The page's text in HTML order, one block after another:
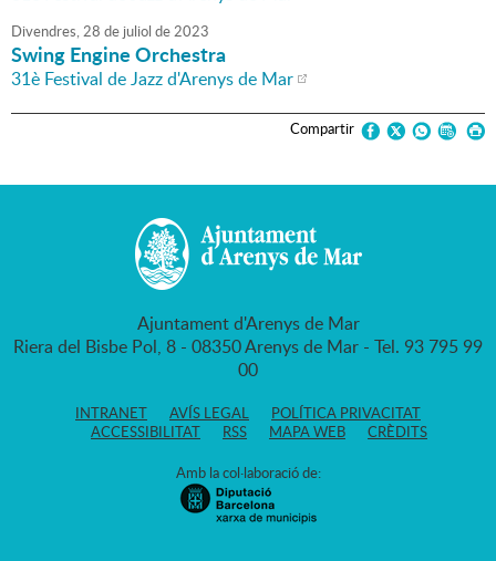
Divendres,28 de juliol de2023
Swing Engine Orchestra
31è Festival de Jazz d'Arenys de Mar
Compartir
Ajuntament d'Arenys de Mar
Riera del Bisbe Pol, 8 - 08350 Arenys de Mar - Tel. 93 795 99
00
INTRANET AVÍS LEGAL
POLÍTICA PRIVACITAT
ACCESSIBILITAT
RSS MAPA WEB CRÈDITS
Amb la col·laboració de: